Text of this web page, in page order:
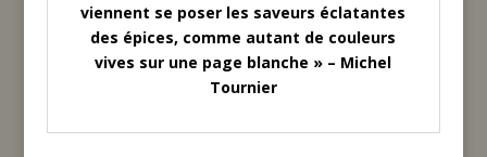
viennent se poser les saveurs éclatantes
des épices, comme autant de couleurs
vives sur une page blanche » – Michel
Tournier